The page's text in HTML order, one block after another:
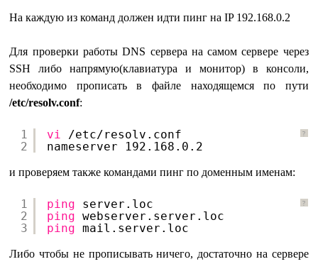
На каждую из команд должен идти пинг на IP 192.168.0.2
Для проверки работы DNS сервера на самом сервере через
SSH либо напрямую(клавиатура и монитор) в консоли,
необходимо прописать в файле находящемся по пути
/etc/resolv.conf:
?
1
2
vi /etc/resolv .conf
nameserver 192.168.0.2
и проверяем также командами пинг по доменным именам:
?
1
2
3
ping
server.loc
ping
webserver.server.loc
ping
mail.server.loc
Либо чтобы не прописывать ничего, достаточно на сервере